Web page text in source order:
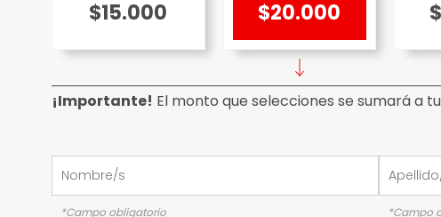
$15.000 $20.000
¡Importante! El monto que selecciones se sumará a
*Campo obligatorio *Campo